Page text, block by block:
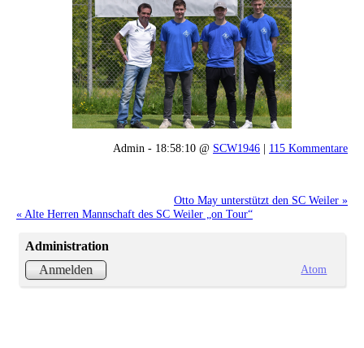
Admin - 18:58:10 @ SCW1946 | 115 Kommentare
Otto May unterstützt den SC Weiler »
« Alte Herren Mannschaft des SC Weiler „on Tour“
Administration
Anmelden
Atom